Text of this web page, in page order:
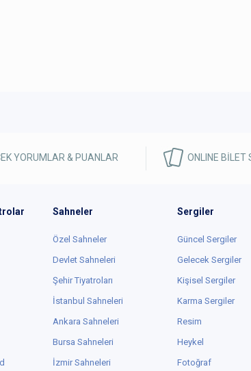
YORUMLAR & PUANLAR ONLINE BİLET
Sahneler
Özel Sahneler
Devlet Sahneleri
Şehir Tiyatroları
İstanbul Sahneleri
Ankara Sahneleri
Bursa Sahneleri
İzmir Sahneleri
Sergiler
Güncel Sergiler
Gelecek Sergiler
Kişisel Sergiler
Karma Sergiler
Resim
Heykel
Fotoğraf